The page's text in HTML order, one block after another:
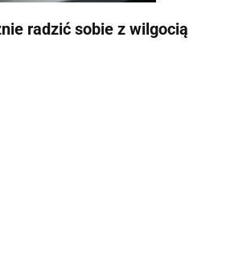
radzić sobie z wilgocią